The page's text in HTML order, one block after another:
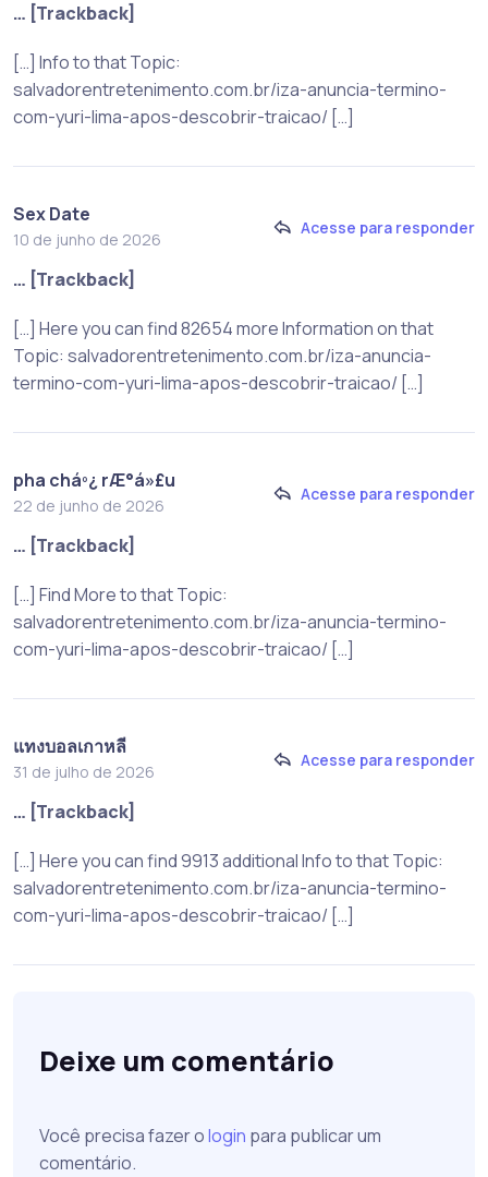
… [Trackback]
[…] Info to that Topic:
salvadorentretenimento.com.br/iza-anuncia-termino-
com-yuri-lima-apos-descobrir-traicao/ […]
Sex Date
10 de junho de 2026
Acesse para responder
… [Trackback]
[…] Here you can find 82654 more Information on that
Topic: salvadorentretenimento.com.br/iza-anuncia-
termino-com-yuri-lima-apos-descobrir-traicao/ […]
pha cháº¿ rÆ°á»£u
22 de junho de 2026
Acesse para responder
… [Trackback]
[…] Find More to that Topic:
salvadorentretenimento.com.br/iza-anuncia-termino-
com-yuri-lima-apos-descobrir-traicao/ […]
แทงบอลเกาหลี
31 de julho de 2026
Acesse para responder
… [Trackback]
[…] Here you can find 9913 additional Info to that Topic:
salvadorentretenimento.com.br/iza-anuncia-termino-
com-yuri-lima-apos-descobrir-traicao/ […]
Deixe um comentário
Você precisa fazer ologin para publicar um
comentário.